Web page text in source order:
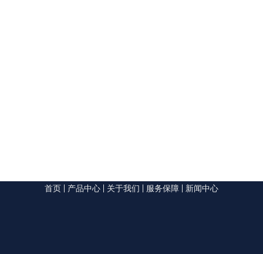
首页 产品中心 关于我们 服务保障 新闻中心